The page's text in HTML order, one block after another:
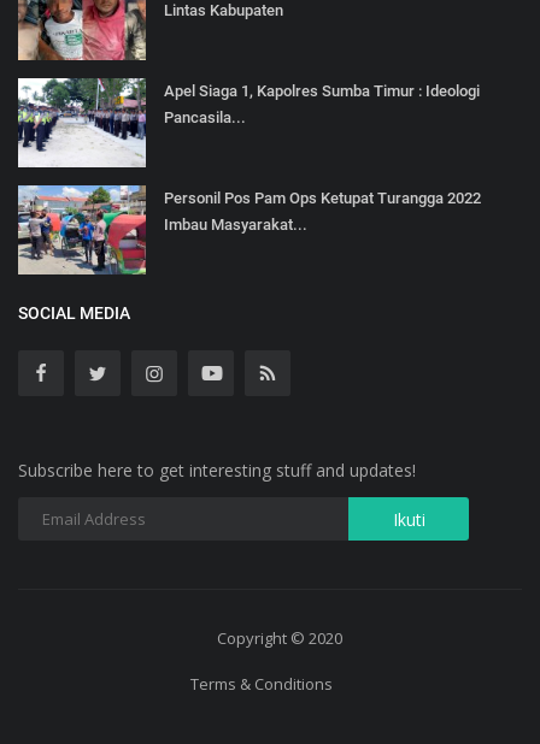
Lintas Kabupaten
Apel Siaga 1, Kapolres Sumba Timur : Ideologi
Pancasila...
Personil Pos Pam Ops Ketupat Turangga 2022
Imbau Masyarakat...
SOCIAL MEDIA
Subscribe here to get interesting stuff and updates!
Copyright © 2020
Terms & Conditions